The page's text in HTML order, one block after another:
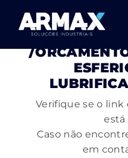
PÁGINA
/
Verifique se o
está
Caso não
em